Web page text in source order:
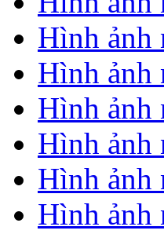
Hình ảnh
Hình ảnh
Hình ảnh
Hình ảnh
Hình ảnh
Hình ảnh